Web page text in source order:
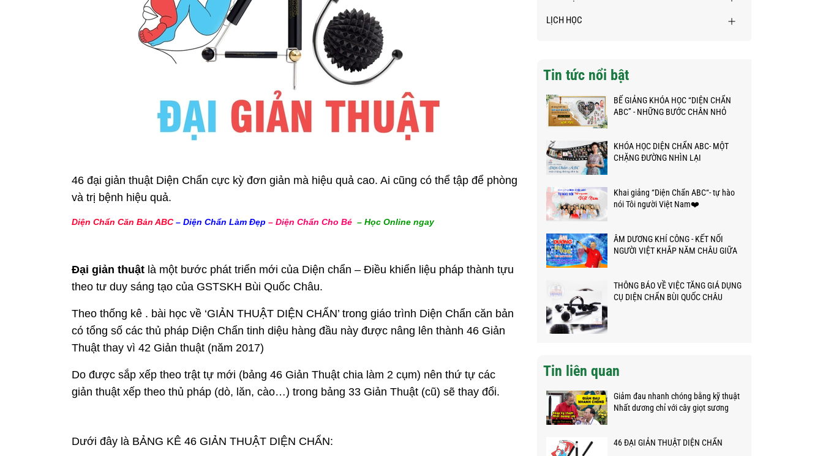
46 đại giản thuật Diện Chẩn cực kỳ đơn giản mà hiệu quả cao. Ai cũng có thể tập để phòng
và trị bệnh hiệu quả.
Diện Chẩn Căn Bản ABC – Diện Chẩn Làm Đẹp – Diện Chẩn Cho Bé – Học Online ngay
Đại giản thuật là một bước phát triển mới của Diện chẩn – Điều khiển liệu pháp thành tựu
theo tư duy sáng tạo của GSTSKH Bùi Quốc Châu.
Theo thống kê . bài học về ‘GIẢN THUẬT DIỆN CHẨN’ trong giáo trình Diện Chẩn căn bản
có tổng số các thủ pháp Diện Chẩn tinh diệu hàng đầu này được nâng lên thành 46 Giản
Thuật thay vì 42 Giản thuật (năm 2017)
Do được sắp xếp theo trật tự mới (bảng 46 Giản Thuật chia làm 2 cụm) nên thứ tự các
giản thuật xếp theo thủ pháp (dò, lăn, cào…) trong bảng 33 Giản Thuật (cũ) sẽ thay đổi.
Dưới đây là BẢNG KÊ 46 GIẢN THUẬT DIỆN CHẨN:
LỊCH HỌC
Tin tức nổi bật
BẾ GIẢNG KHÓA HỌC “DIỆN CHẨN
ABC” - NHỮNG BƯỚC CHÂN NHỎ
KHÓA HỌC DIỆN CHẨN ABC- MỘT
CHẶNG ĐƯỜNG NHÌN LẠI
Khai giảng “Diện Chẩn ABC“- tự hào
nói Tôi người Việt Nam❤️
ÂM DƯƠNG KHÍ CÔNG - KẾT NỐI
NGƯỜI VIỆT KHẮP NĂM CHÂU GIỮA
THÔNG BÁO VỀ VIỆC TĂNG GIÁ DỤNG
CỤ DIỆN CHẨN BÙI QUỐC CHÂU
Tin liên quan
Giảm đau nhanh chóng bằng kỹ thuật
Nhất dương chỉ với cây giọt sương
46 ĐẠI GIẢN THUẬT DIỆN CHẨN